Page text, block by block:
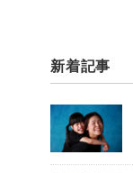
新着記事